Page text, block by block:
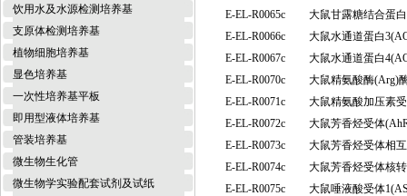
饮用水及水源检测培养基
支原体检测培养基
植物细胞培养基
显色培养基
一次性培养基平板
即用型液体培养基
管装培养基
微生物生化管
微生物学实验配套试剂及试纸
E-EL-R0065c
大鼠甘露糖结合蛋
E-EL-R0066c
大鼠水通道蛋白
E-EL-R0067c
大鼠水通道蛋白
E-EL-R0070c
大鼠精氨酸酶(Arg)
E-EL-R0071c
大鼠精氨酸加压素
E-EL-R0072c
大鼠芳香烃受体
E-EL-R0073c
大鼠芳香烃受体相
E-EL-R0074c
大鼠芳香烃受体核
E-EL-R0075c
大鼠唾液酸受体